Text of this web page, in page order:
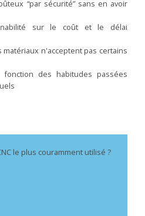
“par sécurité” sans en avoir
sur le coût et le délai
n'acceptent pas certains
des habitudes passées
le plus couramment utilisé ?